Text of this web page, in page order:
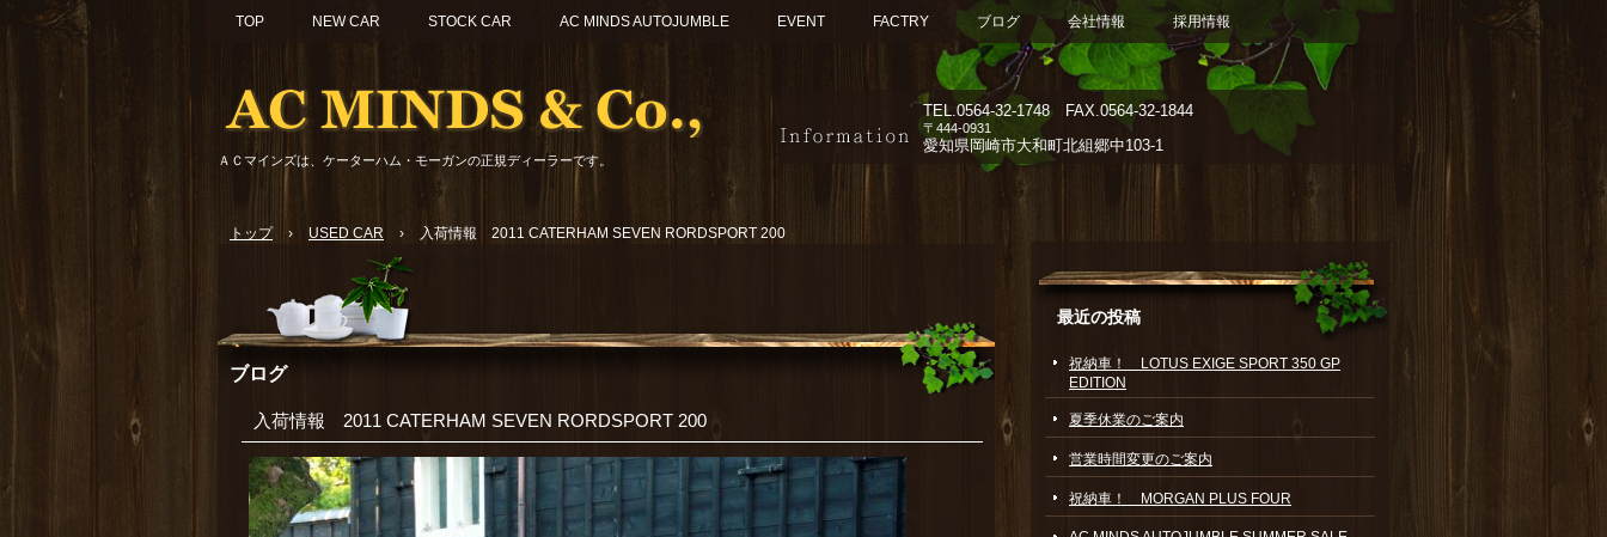
ＡＣマインズは、ケーターハム・モーガンの正規ディーラーです。
TEL.0564-32-1748 FAX.0564-32-1844
〒444-0931
愛知県岡崎市大和町北組郷中103-1
TOP NEW CAR STOCK CAR AC MINDS AUTOJUMBLE EVENT FACTRY ブログ 会社情報 採用情報
トップ › USED CAR › 入荷情報 2011 CATERHAM SEVEN RORDSPORT 200
ブログ
入荷情報 2011 CATERHAM SEVEN RORDSPORT 200
最近の投稿
祝納車！ LOTUS EXIGE SPORT 350 GP
EDITION
夏季休業のご案内
営業時間変更のご案内
祝納車！ MORGAN PLUS FOUR